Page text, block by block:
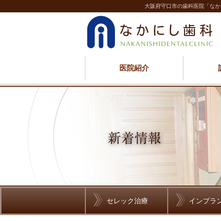
大阪府守口市の歯科医院「な
医院紹介
セレック治療 インプラ